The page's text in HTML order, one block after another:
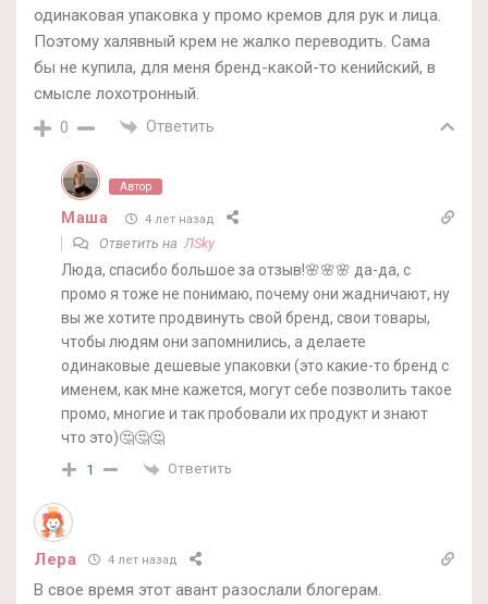
одинаковая упаковка у промо кремов для рук и лица.
Поэтому халявный крем не жалко переводить. Сама
бы не купила, для меня бренд-какой-то кенийский, в
смысле лохотронный.
0 Ответить
Автор
Маша 4 лет назад
Ответить наЛSky
Люда, спасибо большое за отзыв!🌸🌸🌸 да-да, с
промо я тоже не понимаю, почему они жадничают, ну
вы же хотите продвинуть свой бренд, свои товары,
чтобы людям они запомнились, а делаете
одинаковые дешевые упаковки (это какие-то бренд с
именем, как мне кажется, могут себе позволить такое
промо, многие и так пробовали их продукт и знают
что это)🤔🤔🤔
1 Ответить
Лера 4 лет назад
В свое время этот авант разослали блогерам.